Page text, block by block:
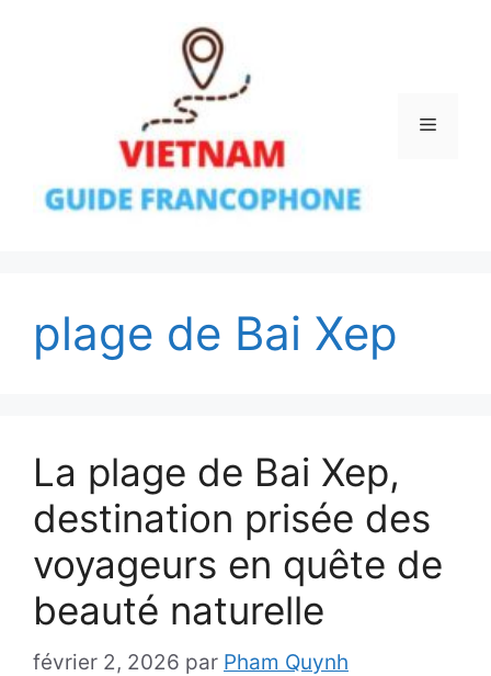
Menu
plage de Bai Xep
La plage de Bai Xep,
destination prisée des
voyageurs en quête de
beauté naturelle
février 2, 2026 par Pham Quynh